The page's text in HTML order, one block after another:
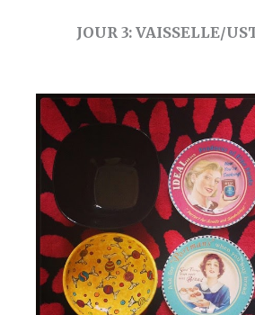
JOUR 3: VAISSELLE/